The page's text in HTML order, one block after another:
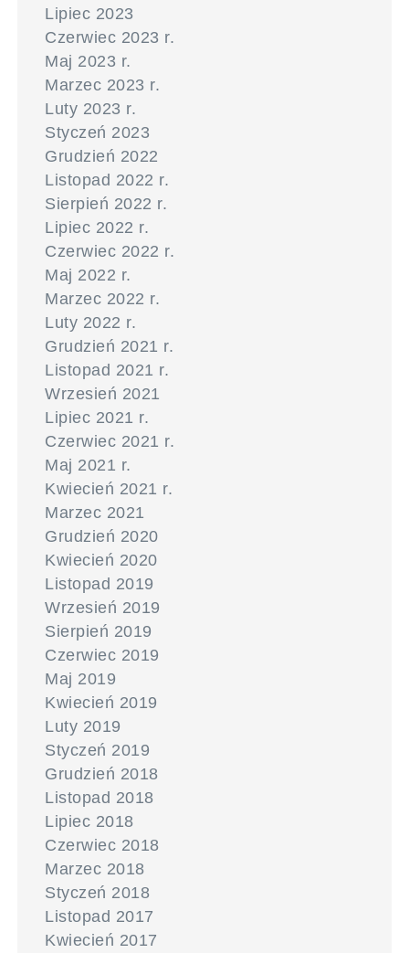
Lipiec 2023
Czerwiec 2023 r.
Maj 2023 r.
Marzec 2023 r.
Luty 2023 r.
Styczeń 2023
Grudzień 2022
Listopad 2022 r.
Sierpień 2022 r.
Lipiec 2022 r.
Czerwiec 2022 r.
Maj 2022 r.
Marzec 2022 r.
Luty 2022 r.
Grudzień 2021 r.
Listopad 2021 r.
Wrzesień 2021
Lipiec 2021 r.
Czerwiec 2021 r.
Maj 2021 r.
Kwiecień 2021 r.
Marzec 2021
Grudzień 2020
Kwiecień 2020
Listopad 2019
Wrzesień 2019
Sierpień 2019
Czerwiec 2019
Maj 2019
Kwiecień 2019
Luty 2019
Styczeń 2019
Grudzień 2018
Listopad 2018
Lipiec 2018
Czerwiec 2018
Marzec 2018
Styczeń 2018
Listopad 2017
Kwiecień 2017